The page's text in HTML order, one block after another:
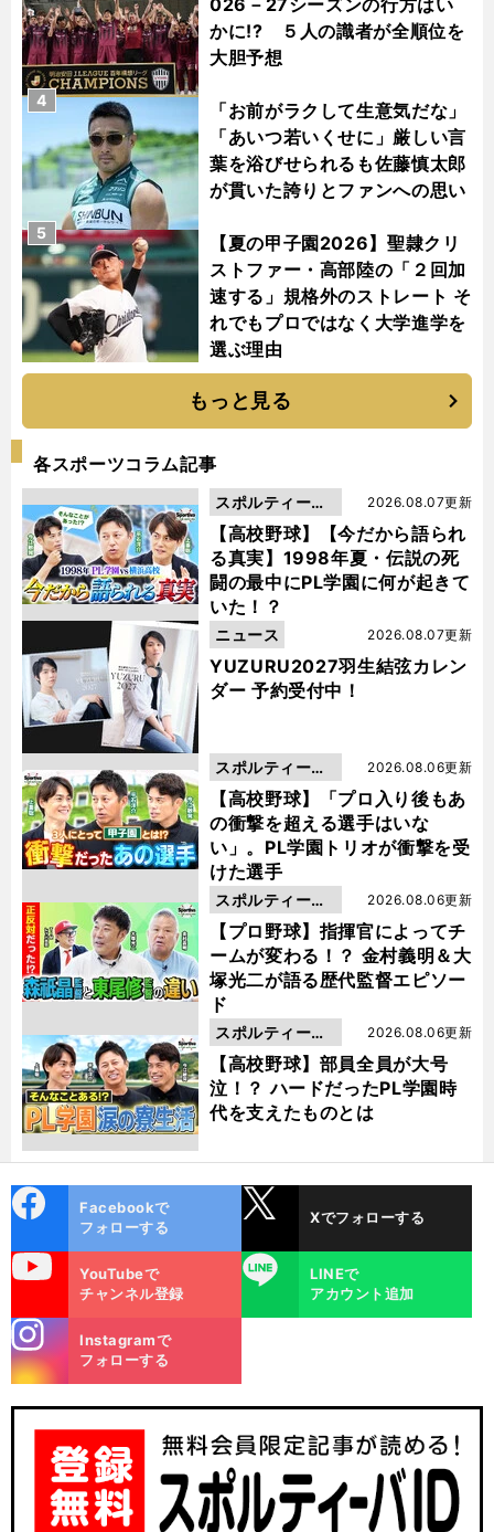
かに!? ５人の識者が全順位を
大胆予想
「お前がラクして生意気だな」
「あいつ若いくせに」厳しい言
葉を浴びせられるも佐藤慎太郎
が貫いた誇りとファンへの思い
4
【夏の甲子園2026】聖隷クリ
ストファー・高部陸の「２回加
速する」規格外のストレート そ
れでもプロではなく大学進学を
選ぶ理由
5
もっと見る
各スポーツコラム記事
【高校野球】【今だから語られ
る真実】1998年夏・伝説の死
闘の最中にPL学園に何が起きて
いた！？
2026.08.07更新
スポルティーバ
動画
YUZURU2027羽生結弦カレン
ダー 予約受付中！
2026.08.07更新
ニュース
【高校野球】「プロ入り後もあ
の衝撃を超える選手はいな
い」。PL学園トリオが衝撃を受
けた選手
2026.08.06更新
スポルティーバ
動画
【プロ野球】指揮官によってチ
ームが変わる！？ 金村義明＆大
塚光二が語る歴代監督エピソー
ド
2026.08.06更新
スポルティーバ
動画
【高校野球】部員全員が大号
泣！？ ハードだったPL学園時
代を支えたものとは
2026.08.06更新
スポルティーバ
動画
ok
Facebookで
フォローする
Xでフォローする
YouTubeで
チャンネル登録
LINE
LINEで
アカウント追加
m
Instagramで
フォローする